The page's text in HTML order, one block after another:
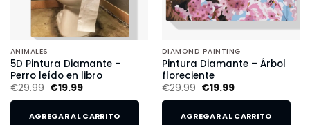
ANIMALES
5D Pintura Diamante –
Perro leído en libro
€29.99 €19.99
AGREGAR AL CARRITO
DIAMOND PAINTING
Pintura Diamante – Árbol
floreciente
€29.99 €19.99
AGREGAR AL CARRITO